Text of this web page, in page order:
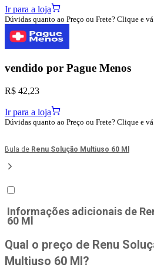
Ir para a loja
Dúvidas quanto ao Preço ou Frete? Clique e
vendido por Pague Menos
R$ 42,23
Ir para a loja
Dúvidas quanto ao Preço ou Frete? Clique e
Bula de Renu Solução Multiuso 60 Ml
Informações adicionais de
60 Ml
Qual o preço de Renu
Multiuso 60 Ml?